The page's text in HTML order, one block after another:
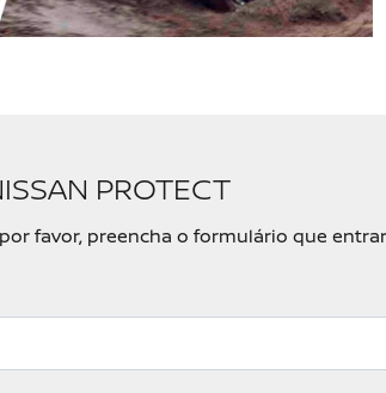
PROTECT
favor, preencha o formulário que